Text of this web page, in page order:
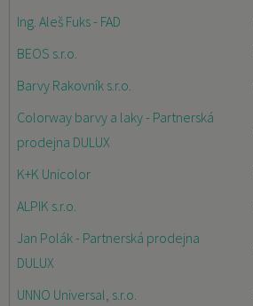
Ing. Aleš Fuks - FAD
BEOS s.r.o.
Barvy Rakovník s.r.o.
Colorway barvy a laky - Partnerská
prodejna DULUX
K+K Unicolor
ALPIK s.r.o.
Jan Polák - Partnerská prodejna
DULUX
UNNO Universal, s.r.o.